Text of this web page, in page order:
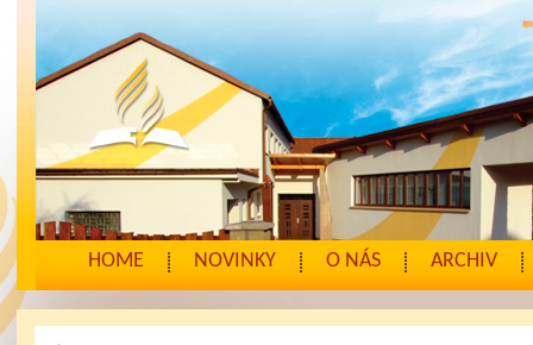
HOME NOVINKY O NÁS ARCHIV